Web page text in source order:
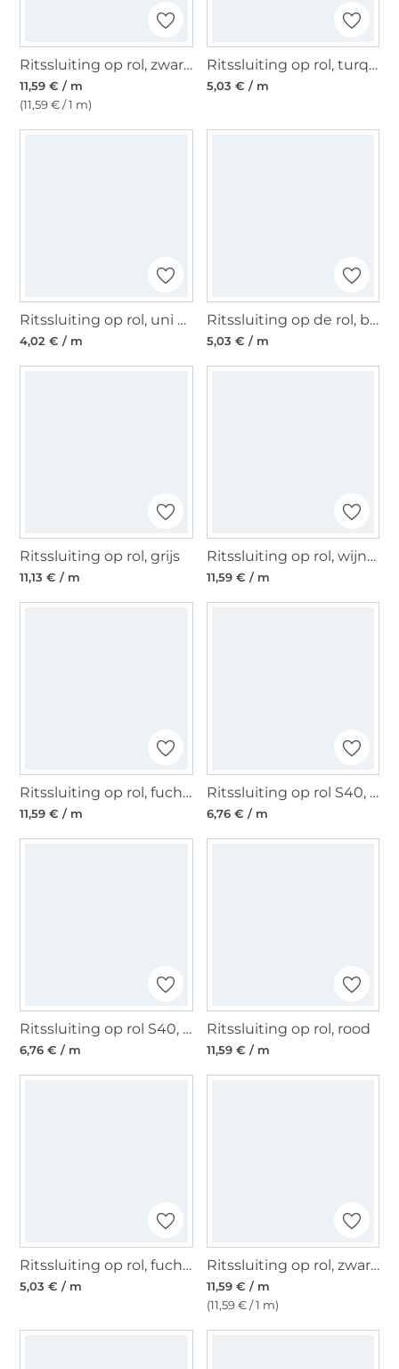
Ritssluiting op rol, zwart- zilver
11,59 € / m
(11,59 € / 1 m)
Ritssluiting op rol, turquoise
5,03 € / m
Ritssluiting op rol, uni zwart
4,02 € / m
Ritssluiting op de rol, bruin
5,03 € / m
Ritssluiting op rol, grijs
11,13 € / m
Ritssluiting op rol, wijnrood
11,59 € / m
Ritssluiting op rol, fuchsia
11,59 € / m
Ritssluiting op rol S40, marineblauw
6,76 € / m
Ritssluiting op rol S40, zwart
6,76 € / m
Ritssluiting op rol, rood
11,59 € / m
Ritssluiting op rol, fuchsia
5,03 € / m
Ritssluiting op rol, zwart-messingkleurig
11,59 € / m
(11,59 € / 1 m)